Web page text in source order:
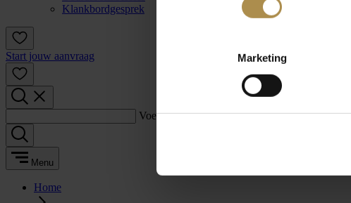
Marketing
Klankbordgesprek
Start jouw aanvraag
Voer een zoekterm in:
Menu
Home